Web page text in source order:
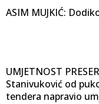
ASIM MUJKIĆ:
UMJETNOST
Stanivuković od
tendera napravio